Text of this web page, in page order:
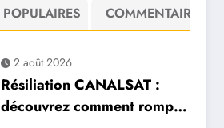
POPULAIRES COMMENTAIRE
2 août 2026
Résiliation CANALSAT :
découvrez comment rompre